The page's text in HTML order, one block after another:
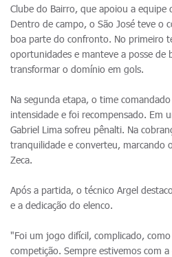
Clube do Bairro, que apoiou a
Dentro de campo, o São José teve o
boa parte do confronto. No primeiro
oportunidades e manteve a posse de
transformar o domínio em gols.
Na segunda etapa, o time
intensidade e foi recompensado. Em
Gabriel Lima sofreu pênalti. Na
tranquilidade e converteu, marcando
Zeca.
Após a partida, o técnico Argel
e a dedicação do elenco.
"Foi um jogo difícil, complicado,
competição. Sempre estivemos com